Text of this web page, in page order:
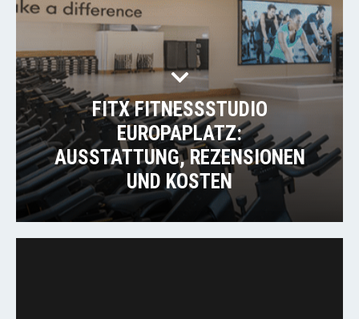
FITX FITNESSSTUDIO
EUROPAPLATZ:
AUSSTATTUNG, REZENSIONEN
UND KOSTEN